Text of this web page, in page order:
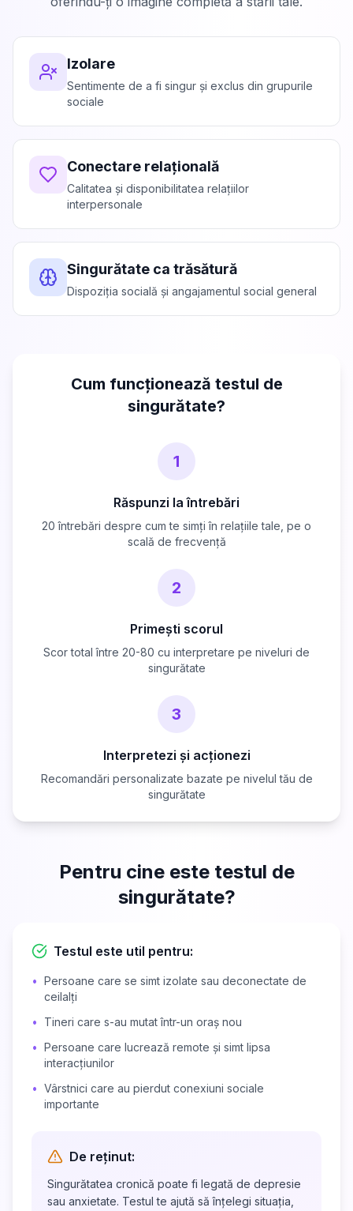
Izolare
Sentimente de a fi singur și exclus din grupurile
sociale
Conectare relațională
Calitatea și disponibilitatea relațiilor
interpersonale
Singurătate ca trăsătură
Dispoziția socială și angajamentul social general
Cum funcționează testul de
singurătate?
1
Răspunzi la întrebări
20 întrebări despre cum te simți în relațiile tale, pe o
scală de frecvență
2
Primești scorul
Scor total între 20-80 cu interpretare pe niveluri de
singurătate
3
Interpretezi și acționezi
Recomandări personalizate bazate pe nivelul tău de
singurătate
Pentru cine este testul de
singurătate?
Testul este util pentru:
• Persoane care se simt izolate sau deconectate de
ceilalți
•
Tineri care s-au mutat într-un oraș nou
• Persoane care lucrează remote și simt lipsa
interacțiunilor
• Vârstnici care au pierdut conexiuni sociale
importante
De reținut:
Singurătatea cronică poate fi legată de depresie
sau anxietate. Testul te ajută să înțelegi situația,